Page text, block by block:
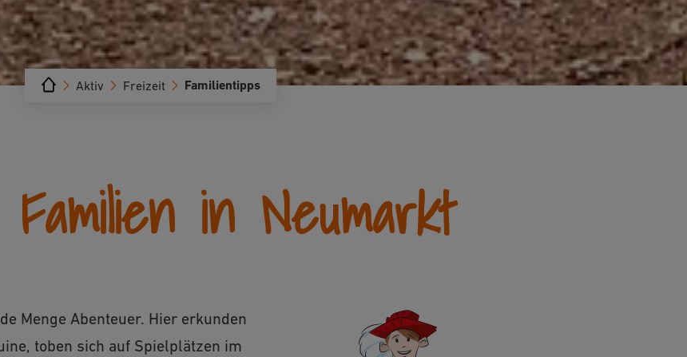
Familientipps
Freizeit
Aktiv
in Neumarkt
Menge Abenteuer. Hier erkunden
toben sich auf Spielplätzen im